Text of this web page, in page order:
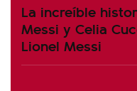
La increíble
Messi y Celia
Lionel Messi